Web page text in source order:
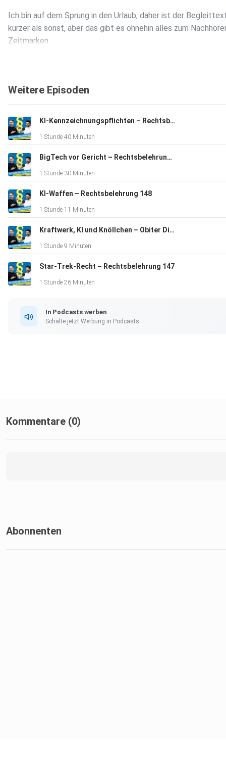
Ich bin auf dem Sprung in den Urlaub, daher ist der
kürzer als sonst, aber das gibt es ohnehin alles zum
Zeitmarken
Stammtisch-Rants doch nicht das Schlechteste waren? Dazu
00:33:00 – Smartphone über Tasten sperren, um
biometrische Erkennung zu blockieren.
00:35:00 – Gäste der Rechtsbelehrung in der
Rechtsprechung (Dr. Marcus Wünschelbaum in „Wann hat die
das Recht, mich zu filmen? – Rechtsbelehrung 128“ und Dr.
Rechtsbelehrung 138 )“.
00:37:00 – GEMA gegen OpenAI – Urteil und
00:50:30 – Unsere aktuellen Hörerzahlen.
00:56:00 – Die private Frage an die Podcaster.
Der Beitrag Kritiker, Hörerzahlen, Haarfarben und Therapie –
Weitere Episoden
KI-Kennzeichnungspflichten – Rechtsbelehrung 150
1 Stunde 40 Minuten
BigTech vor Gericht – Rechtsbelehrung 149
1 Stunde 30 Minuten
KI-Waffen – Rechtsbelehrung 148
1 Stunde 11 Minuten
Kraftwerk, KI und Knöllchen – Obiter Dictum 19
1 Stunde 9 Minuten
Star-Trek-Recht – Rechtsbelehrung 147
1 Stunde 26 Minuten
In Podcasts werben
Schalte jetzt Werbung in Podcasts.
Kommentare (0)
Abonnenten